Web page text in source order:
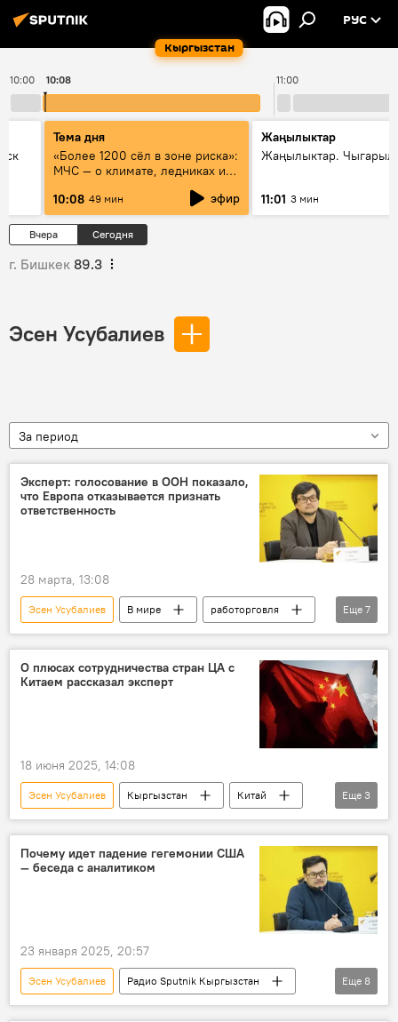
Кыргызстан
РУС
10:00 11:00
10:08
Тема дня
«Более 1200 сёл в зоне риска»:
МЧС — о климате, ледниках и
населения
10:08 49 мин эфир
Жаңылыктар
Жаңылыктар.
11:01 3 мин
Вчера Сегодня
г. Бишкек 89.3
Эсен Усубалиев
За период
Эксперт: голосование в ООН показало,
что Европа отказывается признать
ответственность
28 марта, 13:08
Эсен Усубалиев В мире
работорговля
ООН
Генеральная Ассамблея ООН
резолюция
США
Израиль
Аргентина
Европа
Еще 7
О плюсах сотрудничества стран ЦА с
Китаем рассказал эксперт
18 июня 2025, 14:08
Эсен Усубалиев Кыргызстан
Китай
Центральная Азия
Политика
Пресс-центр
Еще 3
Почему идет падение гегемонии США
— беседа с аналитиком
23 января 2025, 20:57
Эсен Усубалиев
Радио Sputnik Кыргызстан
США
Великобритания
гегемония
Еще 8